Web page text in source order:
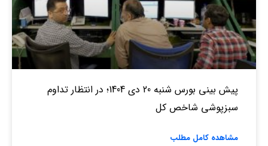
پیش بینی بورس شنبه 20 دی 1404؛ در انتظار تداوم
سبزپوشی شاخص کل
مشاهده کامل مطلب